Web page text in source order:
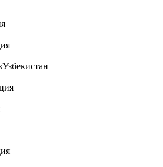
Узбекистан